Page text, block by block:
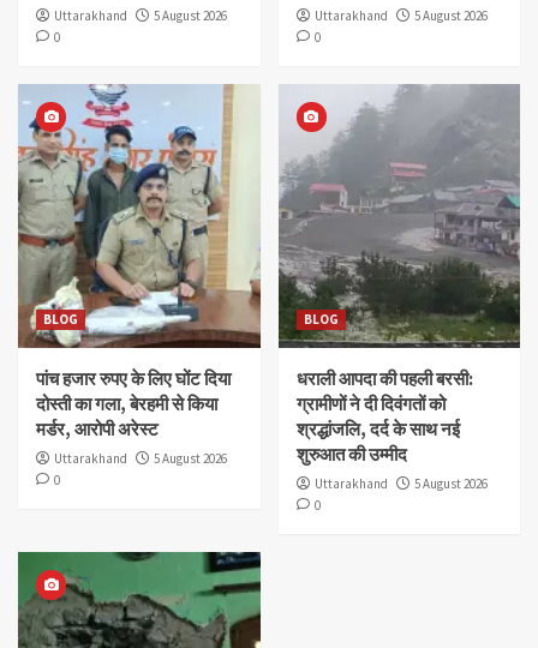
Uttarakhand
5 August 2026
0
Uttarakhand
5 August 2026
0
BLOG
पांच हजार रुपए के लिए घोंट दिया
दोस्ती का गला, बेरहमी से किया
मर्डर, आरोपी अरेस्ट
Uttarakhand
5 August 2026
0
BLOG
धराली आपदा की पहली बरसी:
ग्रामीणों ने दी दिवंगतों को
श्रद्धांजलि, दर्द के साथ नई
शुरुआत की उम्मीद
Uttarakhand
5 August 2026
0